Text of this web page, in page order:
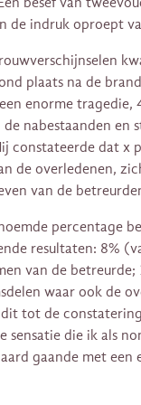
de indruk oproept
plaats na de
enorme
nabestaanden en
constateerde dat x
de overledenen,
van de
percentage
resultaten: 8%
van de betreurde;
waar ook de
tot de
sensatie die ik als
gaande met een